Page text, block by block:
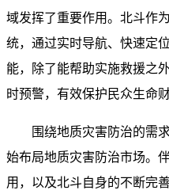
域发挥了重要作用。北斗作
统，通过实时导航、快速定
能，除了能帮助实施救援之
时预警，有效保护民众生命财
围绕地质灾害防治的需
始布局地质灾害防治市场。
用，以及北斗自身的不断完